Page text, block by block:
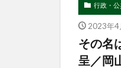
行政・公
2023年4
その名
呈／岡